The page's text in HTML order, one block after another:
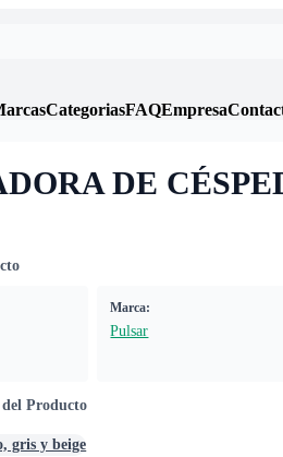
CategoriasFAQEmpresa
DE
Marca:
Pulsar
del Producto
gris y beige